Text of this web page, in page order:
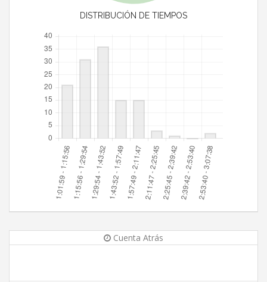
DISTRIBUCIÓN DE TIEMPOS
Cuenta Atrás